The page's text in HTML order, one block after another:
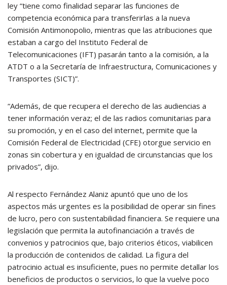
ley “tiene como finalidad separar las funciones de
competencia económica para transferirlas a la nueva
Comisión Antimonopolio, mientras que las atribuciones que
estaban a cargo del Instituto Federal de
Telecomunicaciones (IFT) pasarán tanto a la comisión, a la
ATDT o a la Secretaría de Infraestructura, Comunicaciones y
Transportes (SICT)”.
“Además, de que recupera el derecho de las audiencias a
tener información veraz; el de las radios comunitarias para
su promoción, y en el caso del internet, permite que la
Comisión Federal de Electricidad (CFE) otorgue servicio en
zonas sin cobertura y en igualdad de circunstancias que los
privados”, dijo.
Al respecto Fernández Alaniz apuntó que uno de los
aspectos más urgentes es la posibilidad de operar sin fines
de lucro, pero con sustentabilidad financiera. Se requiere una
legislación que permita la autofinanciación a través de
convenios y patrocinios que, bajo criterios éticos, viabilicen
la producción de contenidos de calidad. La figura del
patrocinio actual es insuficiente, pues no permite detallar los
beneficios de productos o servicios, lo que la vuelve poco